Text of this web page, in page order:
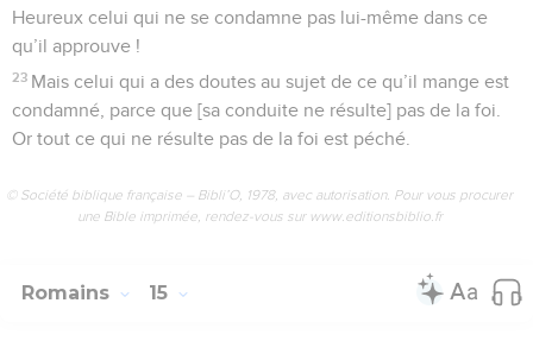
Heureux celui qui ne se condamne pas lui-même dans ce
qu’il approuve !
23 Mais celui qui a des doutes au sujet de ce qu’il mange est
condamné, parce que [sa conduite ne résulte] pas de la foi.
Or tout ce qui ne résulte pas de la foi est péché.
© Société biblique française – Bibli’O, 1978, avec autorisation. Pour vous procurer
une Bible imprimée, rendez-vous sur www.editionsbiblio.fr
Romains 15